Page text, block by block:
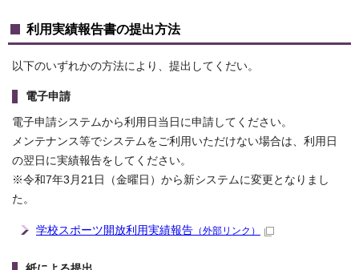
利用実績報告書の提出方法
以下のいずれかの方法により、提出してくだい。
電子申請
電子申請システムから利用日当日に申請してください。
メンテナンス等でシステムをご利用いただけない場合は、利用日
の翌日に実績報告をしてください。
※令和7年3月21日（金曜日）から新システムに変更となりまし
た。
学校スポーツ開放利用実績報告 （外部リンク）